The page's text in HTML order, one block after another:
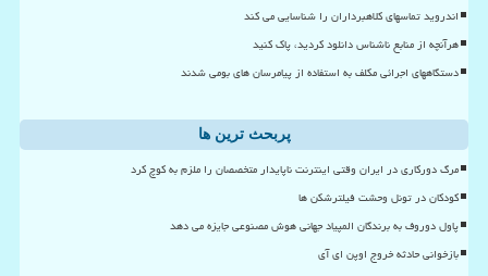
اندروید تماسهای کلاهبرداران را شناسایی می کند
هرآنچه از منابع ناشناس دانلود کردید، پاک کنید
دستگاههای اجرائی مکلف به استفاده از پیامرسان های بومی شدند
پربحث ترین ها
مرگ دورکاری در ایران وقتی اینترنت ناپایدار متخصصان را ملزم به کوچ کرد
کودکان در تونل وحشت فیلترشکن ها
پاول دوروف به برندگان المپیاد جهانی هوش مصنوعی جایزه می دهد
بازخوانی حادثه خروج اوپن ای آی